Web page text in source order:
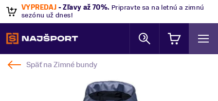
VÝPREDAJ - Zľavy až 70%. Pripravte sa na letnú a zimnú
sezónu už dnes!
Späť naZimné bundy